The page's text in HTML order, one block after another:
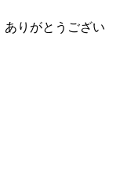
りがとうござい